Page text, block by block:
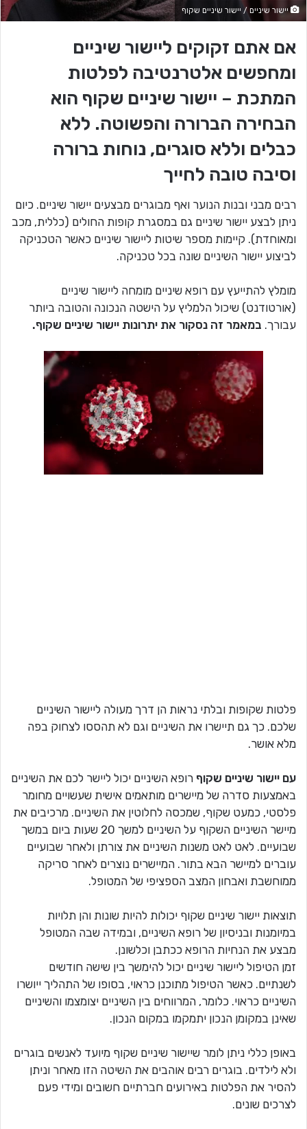
יישור שיניים / יישור שיניים שקוף
אם אתם זקוקים ליישור שיניים
ומחפשים אלטרנטיבה לפלטות
המתכת – יישור שיניים שקוף הוא
הבחירה הברורה והפשוטה. ללא
כבלים וללא סוגרים, נוחות ברורה
וסיבה טובה לחייך
רבים מבני ובנות הנוער ואף מבוגרים מבצעים יישור שיניים. כיום
ניתן לבצע יישור שיניים גם במסגרת קופות החולים (כללית, מכב
ומאוחדת). קיימות מספר שיטות ליישור שיניים כאשר הטכניקה
לביצוע יישור השיניים שונה בכל טכניקה.
מומלץ להתייעץ עם רופא שיניים מומחה ליישור שיניים
(אורטודנט) שיכול הלמליץ על הישטה הנכונה והטובה ביותר
עבורך. במאמר זה נסקור את יתרונות יישור שיניים שקוף.
פלטות שקופות ובלתי נראות הן דרך מעולה ליישור השיניים
שלכם. כך גם תיישרו את השיניים וגם לא תהססו לצחוק בפה
מלא אושר.
עם יישור שיניים שקוף רופא השיניים יכול ליישר לכם את השיניים
באמצעות סדרה של מיישרים מותאמים אישית שעשויים מחומר
פלסטי, כמעט שקוף, שמכסה לחלוטין את השיניים. מרכיבים את
מיישר השיניים השקוף על השיניים למשך 20 שעות ביום במשך
שבועיים. לאט לאט משנות השיניים את צורתן ולאחר שבועיים
עוברים למיישר הבא בתור. המיישרים נוצרים לאחר סריקה
ממוחשבת ואבחון המצב הספציפי של המטופל.
תוצאות יישור שיניים שקוף יכולות להיות שונות והן תלויות
במיומנות ובניסיון של רופא השיניים, ובמידה שבה המטופל
מבצע את הנחיות הרופא ככתבן וכלשונן.
זמן הטיפול ליישור שיניים יכול להימשך בין שישה חודשים
לשנתיים. כאשר הטיפול מתוכנן כראוי, בסופו של התהליך ייושרו
השיניים כראוי. כלומר, המרווחים בין השיניים יצומצמו והשיניים
שאינן במקומן הנכון יתמקמו במקום הנכון.
באופן כללי ניתן לומר שיישור שיניים שקוף מיועד לאנשים בוגרים
ולא לילדים. בוגרים רבים אוהבים את השיטה הזו מאחר וניתן
להסיר את הפלטות באירועים חברתיים חשובים ומידי פעם
לצרכים שונים.